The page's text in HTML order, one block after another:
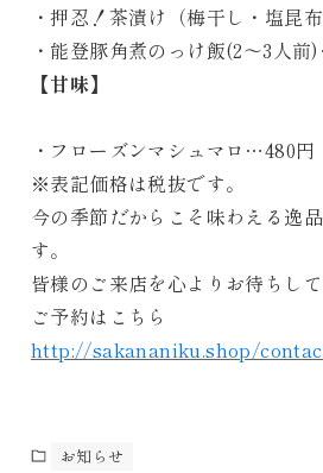
・押忍！茶漬け（梅干し・塩昆
・能登豚角煮のっけ飯(2～3人
【甘味】
・フローズンマシュマロ…480円
※表記価格は税抜です。
今の季節だからこそ味わえる逸
す。
皆様のご来店を心よりお待ちして
ご予約はこちら
http://sakananiku.shop/
お知らせ